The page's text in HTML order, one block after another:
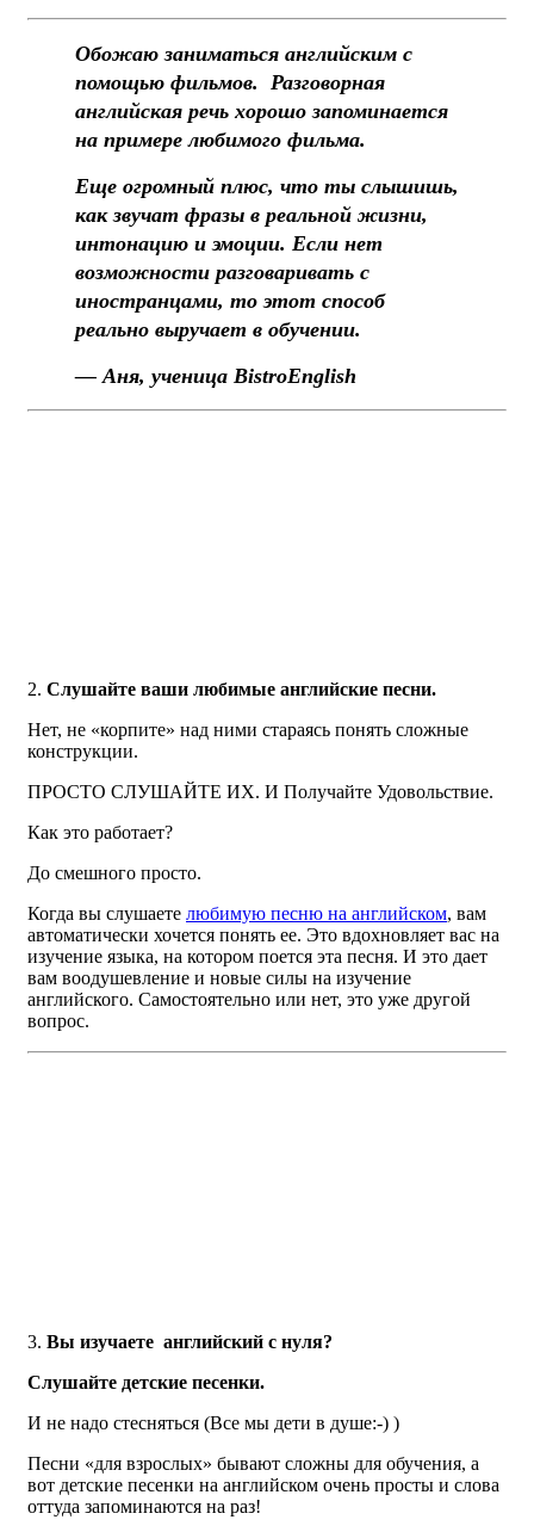
Обожаю заниматься английским с
помощью фильмов. Разговорная
английская речь хорошо запоминается
на примере любимого фильма.
Еще огромный плюс, что ты слышишь,
как звучат фразы в реальной жизни,
интонацию и эмоции. Если нет
возможности разговаривать с
иностранцами, то этот способ
реально выручает в обучении.
— Аня, ученица BistroEnglish
Слушайте ваши любимые английские песни.
Нет, не «корпите» над ними стараясь понять сложные
конструкции.
ПРОСТО СЛУШАЙТЕ ИХ. И Получайте Удовольствие.
Как это работает?
До смешного просто.
Когда вы слушаете любимую песню на английском, вам
автоматически хочется понять ее. Это вдохновляет вас на
изучение языка, на котором поется эта песня. И это дает
вам воодушевление и новые силы на изучение
английского. Самостоятельно или нет, это уже другой
вопрос.
Вы изучаете английский с нуля?
Слушайте детские песенки.
И не надо стесняться (Все мы дети в душе:-) )
Песни «для взрослых» бывают сложны для обучения, а
вот детские песенки на английском очень просты и слова
оттуда запоминаются на раз!